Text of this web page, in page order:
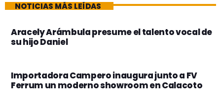
NOTICIAS MÁS LEÍDAS
Aracely Arámbula presume el talento vocal de
su hijo Daniel
Importadora Campero inaugura junto a FV
Ferrum un moderno showroom en Calacoto